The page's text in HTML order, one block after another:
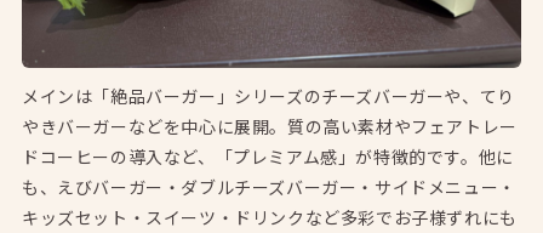
メインは「絶品バーガー」シリーズのチーズバーガーや、てり
やきバーガーなどを中心に展開。質の高い素材やフェアトレー
ドコーヒーの導入など、「プレミアム感」が特徴的です。他に
も、えびバーガー・ダブルチーズバーガー・サイドメニュー・
キッズセット・スイーツ・ドリンクなど多彩でお子様ずれにも